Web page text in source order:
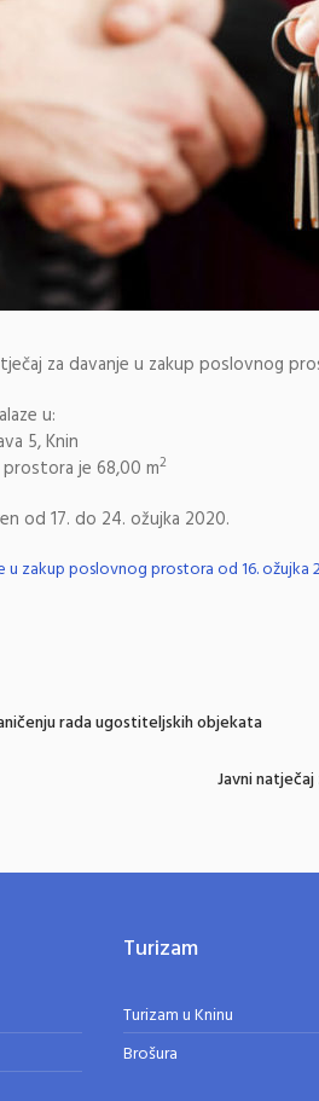
za davanje u zakup poslovnog
u:
5, Knin
je 68,00 m2
od 17. do 24. ožujka 2020.
u zakup poslovnog prostora od 16. ožujka
rada ugostiteljskih objekata
Javni
Turizam
Turizam u Kninu
Brošura